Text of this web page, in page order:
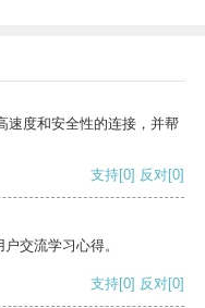
速度和安全性的连接，并帮
支持[0] 反对[0]
交流学习心得。
支持[0] 反对[0]